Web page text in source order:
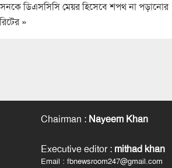
ডিএসসিসি মেয়র হিসেবে শপথ না পড়ানোর
»
Chairman : Nayeem Khan
Executive editor: mithad khan
Email : fbnewsroom247@gmail.com